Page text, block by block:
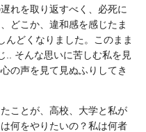
れを取り返すべく、必死に
どこか、違和感を感じたま
んどくなりました。このまま
そんな思いに苦しむ私を見
の声を見て見ぬふりしてき
ことが、高校、大学と私が
何をやりたいの？私は何者